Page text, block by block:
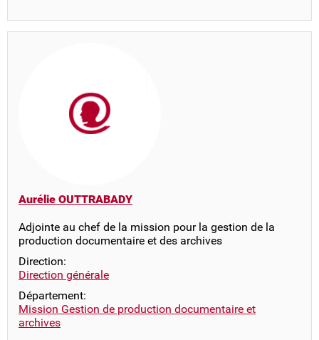
Aurélie OUTTRABADY
Adjointe au chef de la mission pour la gestion de la
production documentaire et des archives
Direction:
Direction générale
Département:
Mission Gestion de production documentaire et
archives